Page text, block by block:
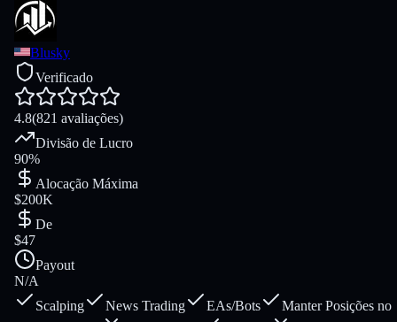
Blusky
Verificado
4.8(821 avaliações)
Divisão de Lucro
90%
Alocação Máxima
$200K
De
$47
Payout
N/A
Scalping
News Trading EAs/Bots
Manter Posições no